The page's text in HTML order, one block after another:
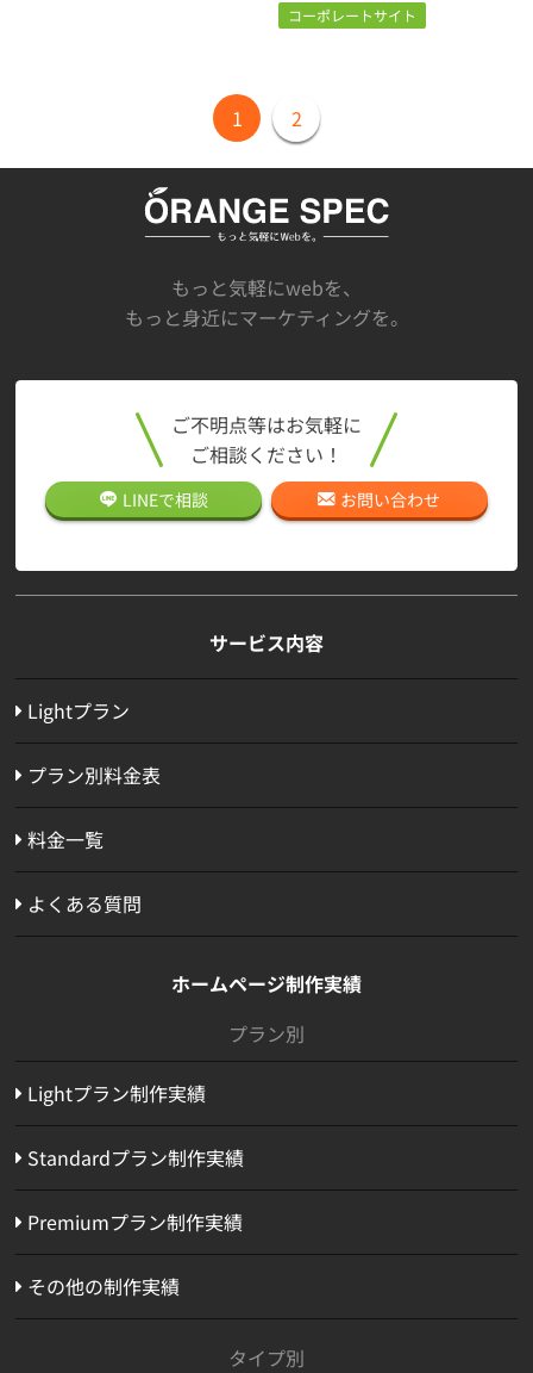
コーポレートサイト
1 2
もっと気軽にwebを、
もっと身近にマーケティングを。
ご不明点等はお気軽に
ご相談ください！
LINEで相談 お問い合わせ
サービス内容
Lightプラン
プラン別料金表
料金一覧
よくある質問
ホームページ制作実績
プラン別
Lightプラン制作実績
Standardプラン制作実績
Premiumプラン制作実績
その他の制作実績
タイプ別